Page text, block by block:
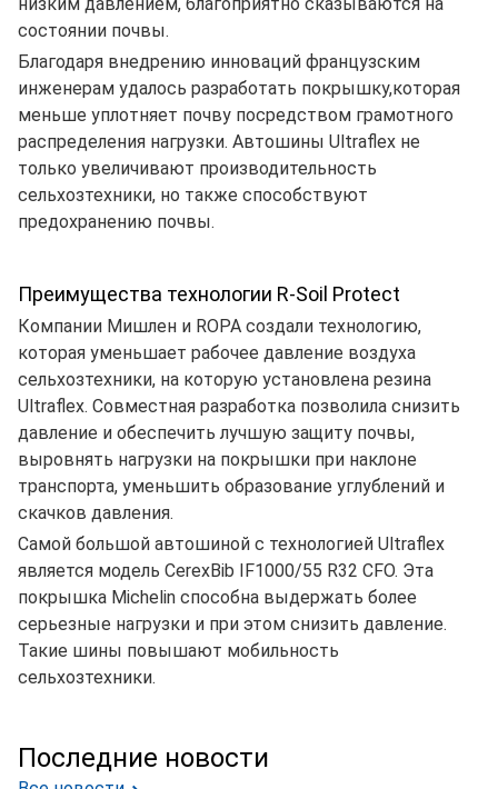
состоянии почвы.
Благодаря внедрению инноваций французским
инженерам удалось разработать покрышку,которая
меньше уплотняет почву посредством грамотного
распределения нагрузки. Автошины Ultraflex не
только увеличивают производительность
сельхозтехники, но также способствуют
предохранению почвы.
Преимущества технологии R-Soil Protect
Компании Мишлен и ROPA создали технологию,
которая уменьшает рабочее давление воздуха
сельхозтехники, на которую установлена резина
Ultraflex. Совместная разработка позволила снизить
давление и обеспечить лучшую защиту почвы,
выровнять нагрузки на покрышки при наклоне
транспорта, уменьшить образование углублений и
скачков давления.
Самой большой автошиной с технологией Ultraflex
является модель CerexBib IF1000/55 R32 CFO. Эта
покрышка Michelin способна выдержать более
серьезные нагрузки и при этом снизить давление.
Такие шины повышают мобильность
сельхозтехники.
Последние новости